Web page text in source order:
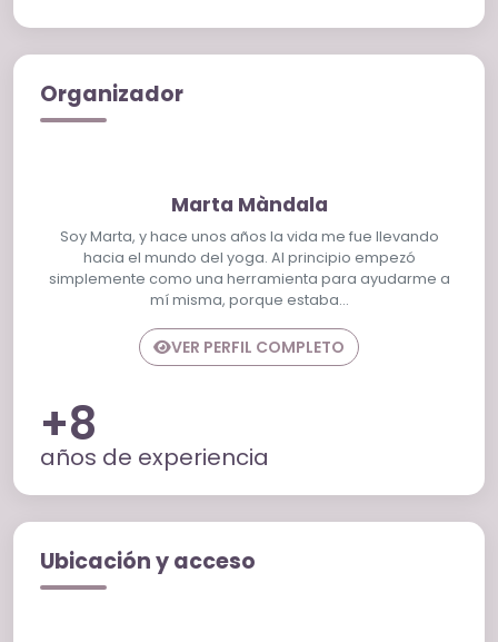
Organizador
Marta Màndala
Soy Marta, y hace unos años la vida me fue llevando
hacia el mundo del yoga. Al principio empezó
simplemente como una herramienta para ayudarme a
mí misma, porque estaba…
VER PERFIL COMPLETO
+8
años de experiencia
Ubicación y acceso